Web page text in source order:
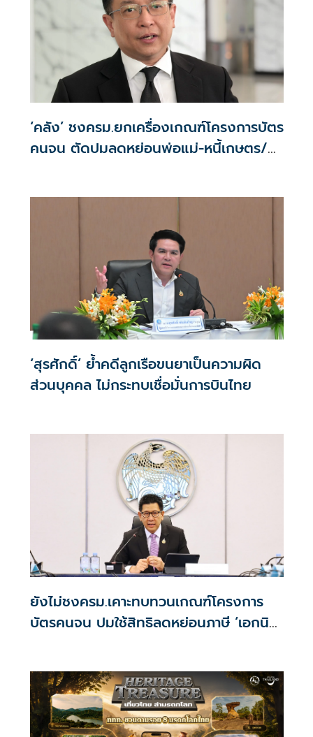
‘คลัง’ ชงครม.ยกเครื่องเกณฑ์โครงการบัตร
คนจน ตัดปมลดหย่อนพ่อแม่-หนี้เกษตร/
‘สุรศักดิ์’ ย้ำคดีลูกเรือขนยาเป็นความผิด
ส่วนบุคคล ไม่กระทบเชื่อมั่นการบินไทย
ยังไม่ชงครม.เคาะทบทวนเกณฑ์โครงการ
บัตรคนจน ปมใช้สิทธิลดหย่อนภาษี ‘เอกนิติ’